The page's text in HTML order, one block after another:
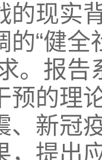
的现实
的“健
。报
预的理
、新冠
，提出